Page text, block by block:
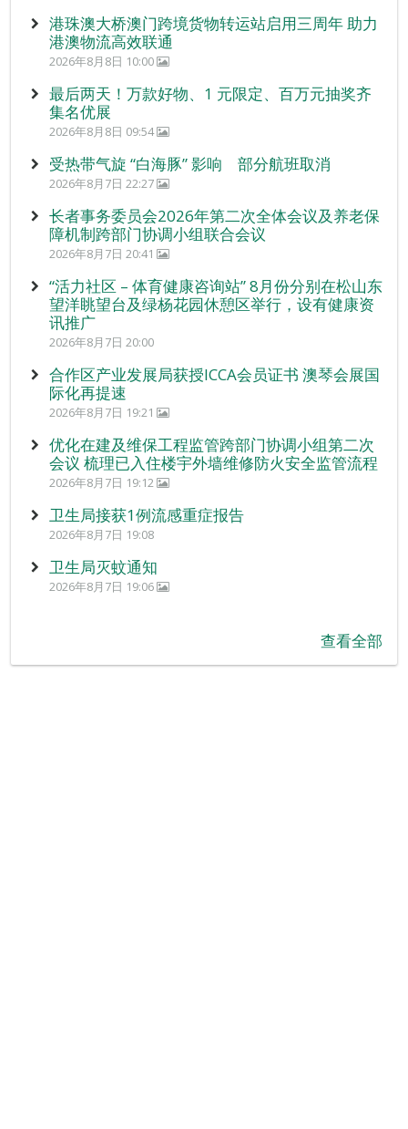
港珠澳大桥澳门跨境货物转运站启用三周年 助力
港澳物流高效联通
2026年8月8日 10:00
最后两天！万款好物、1 元限定、百万元抽奖齐
集名优展
2026年8月8日 09:54
受热带气旋 “白海豚” 影响 部分航班取消
2026年8月7日 22:27
长者事务委员会2026年第二次全体会议及养老保
障机制跨部门协调小组联合会议
2026年8月7日 20:41
“活力社区 – 体育健康咨询站” 8月份分别在松山东
望洋眺望台及绿杨花园休憩区举行，设有健康资
讯推广
2026年8月7日 20:00
合作区产业发展局获授ICCA会员证书 澳琴会展国
际化再提速
2026年8月7日 19:21
优化在建及维保工程监管跨部门协调小组第二次
会议 梳理已入住楼宇外墙维修防火安全监管流程
2026年8月7日 19:12
卫生局接获1例流感重症报告
2026年8月7日 19:08
卫生局灭蚊通知
2026年8月7日 19:06
查看全部